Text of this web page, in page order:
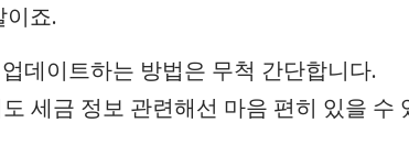
이죠.
데이트하는 방법은 무척 간단합니다.
세금 정보 관련해선 마음 편히 있을 수